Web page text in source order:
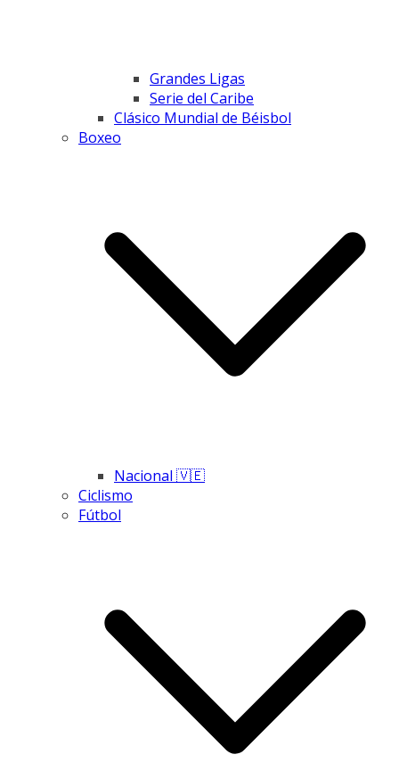
Grandes Ligas
Serie del Caribe
Clásico Mundial de Béisbol
Boxeo
Nacional 🇻🇪
Ciclismo
Fútbol